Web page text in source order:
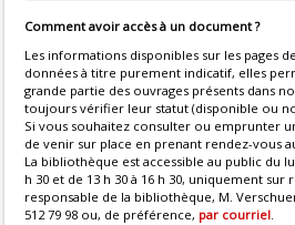
Comment avoir accès à un document ?
Les informations disponibles sur les pages
données à titre purement indicatif, elles
grande partie des ouvrages présents dans
toujours vérifier leur statut (disponible ou
Si vous souhaitez consulter ou emprunter
de venir sur place en prenant rendez-vous
La bibliothèque est accessible au public du
h 30 et de 13 h 30 à 16 h 30, uniquement sur
responsable de la bibliothèque, M.
512 79 98 ou, de préférence, par courriel.